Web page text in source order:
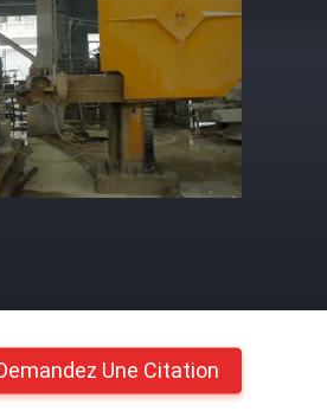
Une Citation